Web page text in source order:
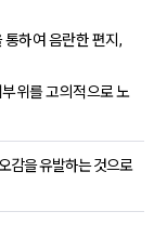
통하여 음란한 편지,
위를 고의적으로 노
감을 유발하는 것으로